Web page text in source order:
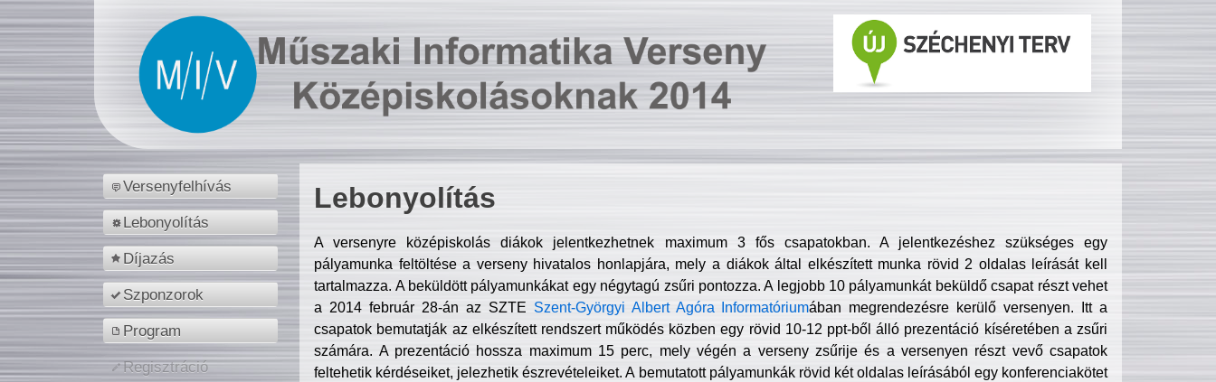
Versenyfelhívás
Lebonyolítás
Díjazás
Szponzorok
Program
Regisztráció
Lebonyolítás
A versenyre középiskolás diákok jelentkezhetnek maximum 3 fős csapatokban. A jelentkezéshez szükséges egy
pályamunka feltöltése a verseny hivatalos honlapjára, mely a diákok által elkészített munka rövid 2 oldalas leírását kell
tartalmazza. A beküldött pályamunkákat egy négytagú zsűri pontozza. A legjobb 10 pályamunkát beküldő csapat részt vehet
a 2014 február 28-án az SZTE Szent-Györgyi Albert Agóra Informatóriumában megrendezésre kerülő versenyen. Itt a
csapatok bemutatják az elkészített rendszert működés közben egy rövid 10-12 ppt-ből álló prezentáció kíséretében a zsűri
számára. A prezentáció hossza maximum 15 perc, mely végén a verseny zsűrije és a versenyen részt vevő csapatok
feltehetik kérdéseiket, jelezhetik észrevételeiket. A bemutatott pályamunkák rövid két oldalas leírásából egy konferenciakötet